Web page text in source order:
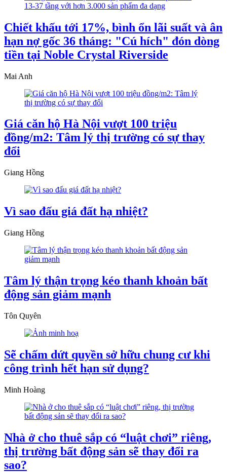
Chiết khấu tới 17%, bình ổn lãi suất và ân
hạn nợ gốc 36 tháng: "Cú hích" đón dòng
tiền tại Noble Crystal Riverside
Mai Anh
Giá căn hộ Hà Nội vượt 100 triệu
đồng/m2: Tâm lý thị trường có sự thay
đổi
Giang Hồng
Vì sao đấu giá đất hạ nhiệt?
Giang Hồng
Tâm lý thận trọng kéo thanh khoản bất
động sản giảm mạnh
Tôn Quyên
Sẽ chấm dứt quyền sở hữu chung cư khi
công trình hết hạn sử dụng?
Minh Hoàng
Nhà ở cho thuê sắp có “luật chơi” riêng,
thị trường bất động sản sẽ thay đổi ra
sao?